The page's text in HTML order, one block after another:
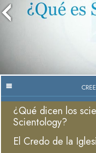
¿Qué dicen los
Scientology?
El Credo de la